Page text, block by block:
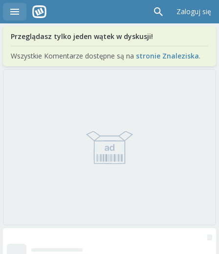
Zaloguj się
Przeglądasz tylko jeden wątek w dyskusji!
Wszystkie Komentarze dostępne są na stronie Znaleziska.